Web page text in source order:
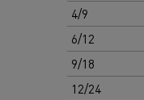
4/9
6/12
9/18
12/24